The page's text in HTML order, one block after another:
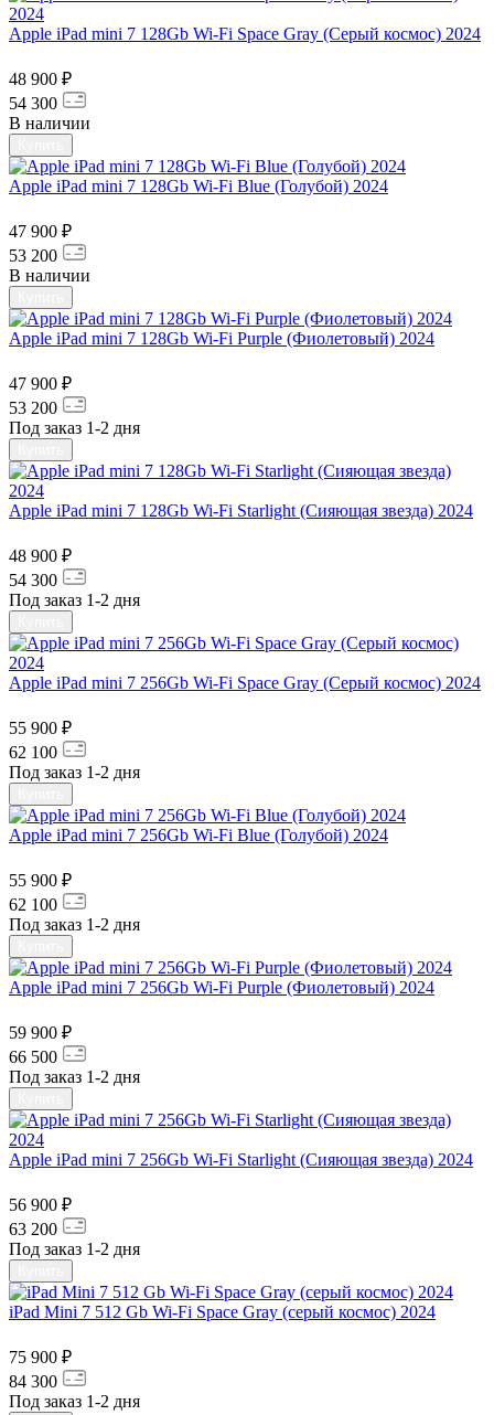
Apple iPad mini 7 128Gb Wi-Fi Space Gray (Серый космос) 2024
48 900 ₽
54 300
В наличии
Apple iPad mini 7 128Gb Wi-Fi Blue (Голубой) 2024
47 900 ₽
53 200
В наличии
Apple iPad mini 7 128Gb Wi-Fi Purple (Фиолетовый) 2024
47 900 ₽
53 200
Под заказ 1-2 дня
Apple iPad mini 7 128Gb Wi-Fi Starlight (Сияющая звезда) 2024
48 900 ₽
54 300
Под заказ 1-2 дня
Apple iPad mini 7 256Gb Wi-Fi Space Gray (Серый космос) 2024
55 900 ₽
62 100
Под заказ 1-2 дня
Apple iPad mini 7 256Gb Wi-Fi Blue (Голубой) 2024
55 900 ₽
62 100
Под заказ 1-2 дня
Apple iPad mini 7 256Gb Wi-Fi Purple (Фиолетовый) 2024
59 900 ₽
66 500
Под заказ 1-2 дня
Apple iPad mini 7 256Gb Wi-Fi Starlight (Сияющая звезда) 2024
56 900 ₽
63 200
Под заказ 1-2 дня
iPad Mini 7 512 Gb Wi-Fi Space Gray (серый космос) 2024
75 900 ₽
84 300
Под заказ 1-2 дня